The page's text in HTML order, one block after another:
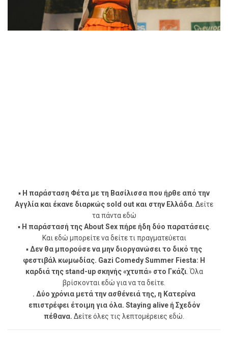
▪ Η παράσταση Φέτα με τη Βασίλισσα που ήρθε από την
Αγγλία και έκανε διαρκώς sold out και στην Ελλάδα . Δείτε
τα πάνταεδώ
▪ Η παράστασή της About Sex πήρε ήδη δύο παρατάσεις.
Και εδώ μπορείτε να δείτε τι πραγματεύεται
▪Δεν θα μπορούσε να μην διοργανώσει το δικό της
φεστιβάλ κωμωδίας. Gazi Comedy Summer Fiesta: Η
καρδιά της stand-up σκηνής «χτυπά» στο Γκάζι. Όλα
βρίσκονται εδώ για να τα δείτε.
. Δύο χρόνια μετά την ασθένειά της, η Κατερίνα
επιστρέφει έτοιμη για όλα. Staying alive ή Σχεδόν
πέθανα. Δείτε όλες τις λεπτομέρειες εδώ.